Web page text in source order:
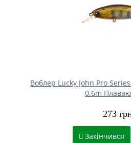
Воблер Lucky John Pro
0.6m
273
Закінчився